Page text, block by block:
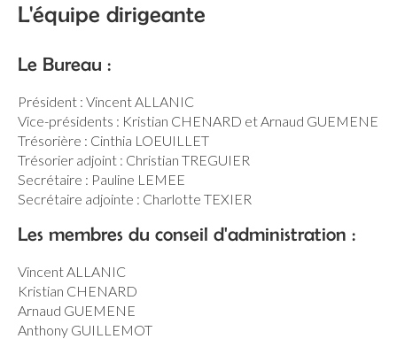
L'équipe dirigeante
Le Bureau :
Président : Vincent ALLANIC
Vice-présidents : Kristian CHENARD et Arnaud GUEMENE
Trésorière : Cinthia LOEUILLET
Trésorier adjoint : Christian TREGUIER
Secrétaire : Pauline LEMEE
Secrétaire adjointe : Charlotte TEXIER
Les membres du conseil d'administration :
Vincent ALLANIC
Kristian CHENARD
Arnaud GUEMENE
Anthony GUILLEMOT